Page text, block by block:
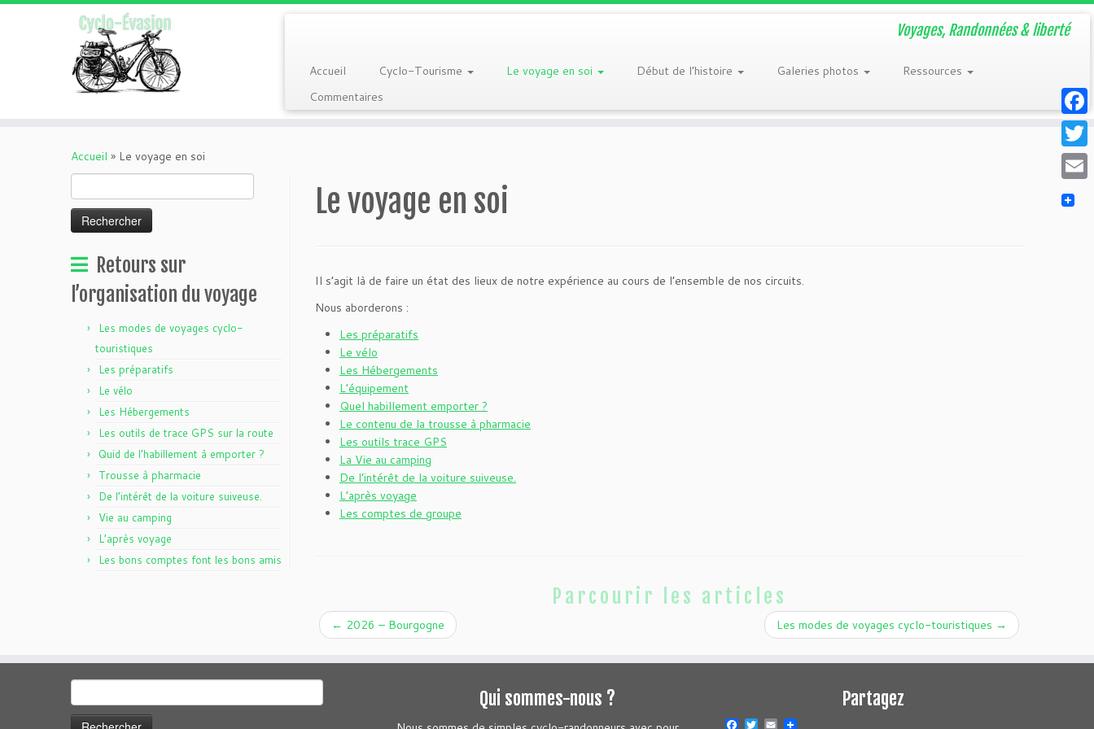
Voyages, Randonnées & liberté
Accueil Cyclo-Tourisme Le voyage en soi Début de l’histoire Galeries photos
Ressources
Commentaires
Accueil » Le voyage en soi
Retours sur
l’organisation du voyage
Les modes de voyages cyclo-
touristiques
Les préparatifs
Le vélo
Les Hébergements
Les outils de trace GPS sur la route
Quid de l’habillement à emporter ?
Trousse à pharmacie
De l’intérêt de la voiture suiveuse.
Vie au camping
L’après voyage
Les bons comptes font les bons amis
Le voyage en soi
Il s’agit là de faire un état des lieux de notre expérience au cours de l’ensemble de nos circuits.
Nous aborderons :
Les préparatifs
Le vélo
Les Hébergements
L’équipement
Quel habillement emporter ?
Le contenu de la trousse à pharmacie
Les outils trace GPS
La Vie au camping
De l’intérêt de la voiture suiveuse.
L’après voyage
Les comptes de groupe
Parcourir les articles
← 2026 – Bourgogne Les modes de voyages cyclo-touristiques →
Qui sommes-nous ? Partagez
Email